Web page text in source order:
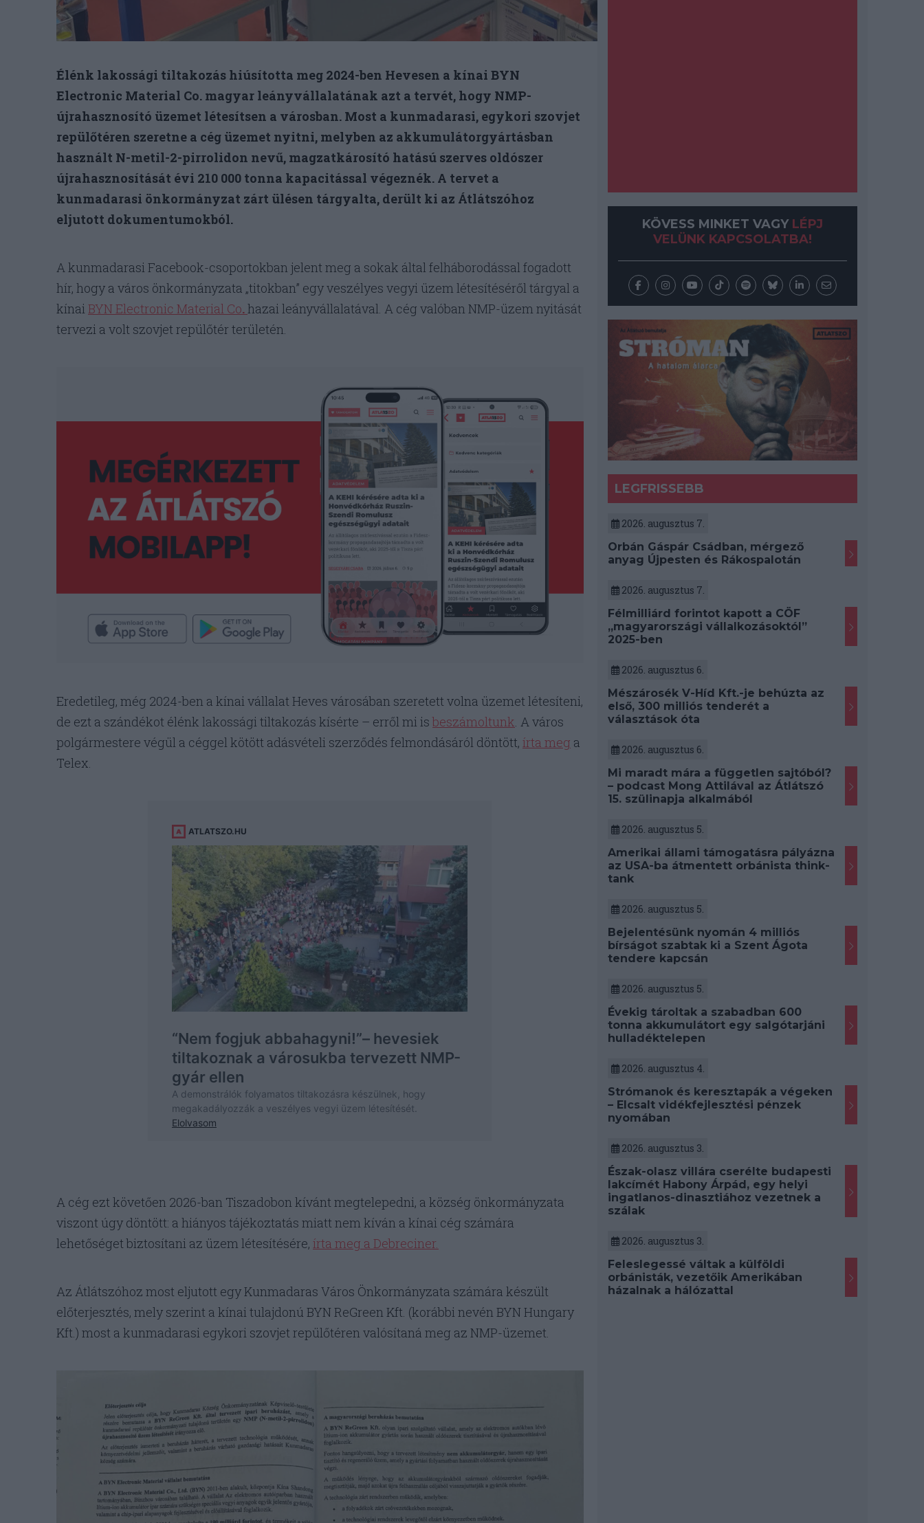
Élénk lakossági tiltakozás hiúsította meg 2024-ben Hevesen a kínai BYN
Electronic Material Co. magyar leányvállalatának azt a tervét, hogy NMP-
újrahasznosító üzemet létesítsen a városban. Most a kunmadarasi, egykori szovjet
repülőtéren szeretne a cég üzemet nyitni, melyben az akkumulátorgyártásban
használt N-metil-2-pirrolidon nevű, magzatkárosító hatású szerves oldószer
újrahasznosítását évi 210 000 tonna kapacitással végeznék. A tervet a
kunmadarasi önkormányzat zárt ülésen tárgyalta, derült ki az Átlátszóhoz
eljutott dokumentumokból.
A kunmadarasi Facebook-csoportokban jelent meg a sokak által felháborodással fogadott
hír, hogy a város önkormányzata „titokban” egy veszélyes vegyi üzem létesítéséről tárgyal a
kínai BYN Electronic Material Co.hazai leányvállalatával. A cég valóban NMP-üzem nyitását
tervezi a volt szovjet repülőtér területén.
Eredetileg, még 2024-ben a kínai vállalat Heves városában szeretett volna üzemet létesíteni,
de ezt a szándékot élénk lakossági tiltakozás kísérte – erről mi isbeszámoltunk. A város
polgármestere végül a céggel kötött adásvételi szerződés felmondásáról döntött, írta meg a
Telex.
A cég ezt követően 2026-ban Tiszadobon kívánt megtelepedni, a község önkormányzata
viszont úgy döntött: a hiányos tájékoztatás miatt nem kíván a kínai cég számára
lehetőséget biztosítani az üzem létesítésére, írta meg a Debreciner.
Az Átlátszóhoz most eljutott egy Kunmadaras Város Önkormányzata számára készült
előterjesztés, mely szerint a kínai tulajdonú BYN ReGreen Kft. (korábbi nevén BYN Hungary
Kft.) most a kunmadarasi egykori szovjet repülőtéren valósítaná meg az NMP-üzemet.
KÖVESS MINKET VAGY LÉPJ
VELÜNK KAPCSOLATBA!
LEGFRISSEBB
2026. augusztus 7.
Orbán Gáspár Csádban, mérgező
anyag Újpesten és Rákospalotán
2026. augusztus 7.
Félmilliárd forintot kapott a CÖF
„magyarországi vállalkozásoktól”
2025-ben
2026. augusztus 6.
Mészárosék V-Híd Kft.-je behúzta az
első, 300 milliós tenderét a
választások óta
2026. augusztus 6.
Mi maradt mára a független sajtóból?
– podcast Mong Attilával az Átlátszó
15. szülinapja alkalmából
2026. augusztus 5.
Amerikai állami támogatásra pályázna
az USA-ba átmentett orbánista think-
tank
2026. augusztus 5.
Bejelentésünk nyomán 4 milliós
bírságot szabtak ki a Szent Ágota
tendere kapcsán
2026. augusztus 5.
Évekig tároltak a szabadban 600
tonna akkumulátort egy salgótarjáni
hulladéktelepen
2026. augusztus 4.
Strómanok és keresztapák a végeken
– Elcsalt vidékfejlesztési pénzek
nyomában
2026. augusztus 3.
Észak-olasz villára cserélte budapesti
lakcímét Habony Árpád, egy helyi
ingatlanos-dinasztiához vezetnek a
szálak
2026. augusztus 3.
Feleslegessé váltak a külföldi
orbánisták, vezetőik Amerikában
házalnak a hálózattal